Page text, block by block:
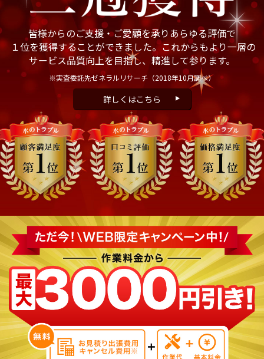
皆様からのご支援・ご愛顧を承りあらゆる評価で
１位を獲得することができました。これからもより一層の
サービス品質向上を目指し、精進して参ります。
※実査委託先ゼネラルリサーチ （2018年10月調べ）
詳しくはこちら